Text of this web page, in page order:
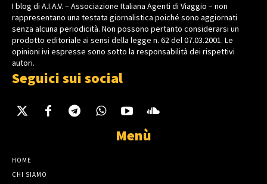
I blog di A.I.A.V. – Associazione Italiana Agenti di Viaggio – non
rappresentano una testata giornalistica poiché sono aggiornati
senza alcuna periodicità. Non possono pertanto considerarsi un
prodotto editoriale ai sensi della legge n. 62 del 07.03.2001. Le
opinioni ivi espresse sono sotto la responsabilità dei rispettivi
autori.
Seguici sui social
Menù
HOME
CHI SIAMO